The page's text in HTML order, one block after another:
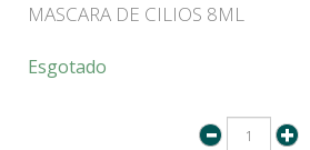
MASCARA DE CILIOS 8ML
Esgotado